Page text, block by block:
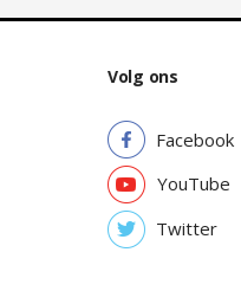
Volg ons
Facebook
YouTube
Twitter